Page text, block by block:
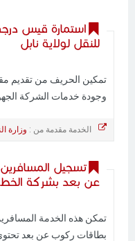
استمارة قيس
للنقل لولاية نابل
تمكين الحريف من تقديم
وجودة خدمات الشركة
الخدمة مقدمة من : وزارة
تسجيل
عن بعد بشركة
تمكن هذه الخدمة